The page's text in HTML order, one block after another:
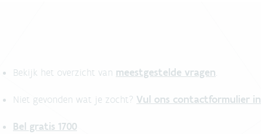
Bekijk het overzicht van meestgestelde vragen.
Niet gevonden wat je zocht? Vul ons contactformulier in
Bel gratis 1700